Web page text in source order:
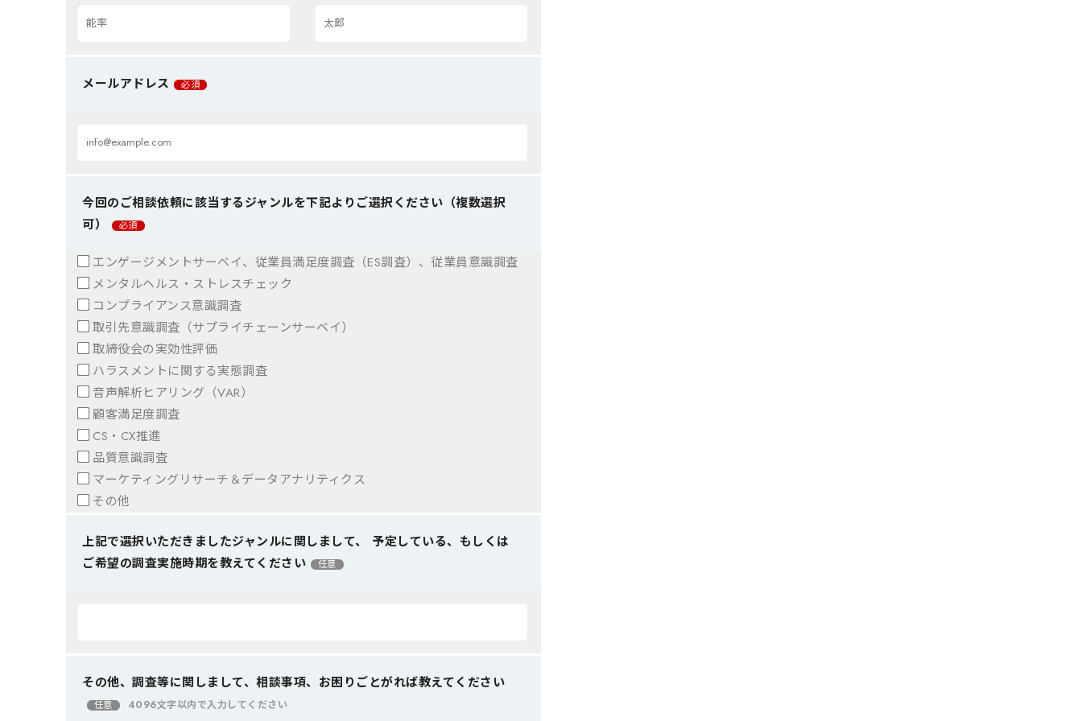
メールアドレス 必須
今回のご相談依頼に該当するジャンルを下記よりご選択ください（複数選択
可）
必須
エンゲージメントサーベイ、従業員満足度調査（ES調査）、従業員意識調査
メンタルヘルス・ストレスチェック
コンプライアンス意識調査
取引先意識調査（サプライチェーンサーベイ）
取締役会の実効性評価
ハラスメントに関する実態調査
音声解析ヒアリング（VAR）
顧客満足度調査
CS・CX推進
品質意識調査
マーケティングリサーチ＆データアナリティクス
その他
上記で選択いただきましたジャンルに関しまして、 予定している、もしくは
ご希望の調査実施時期を教えてください
任意
その他、調査等に関しまして、相談事項、お困りごとがれば教えてください
任意 4096文字以内で入力してください